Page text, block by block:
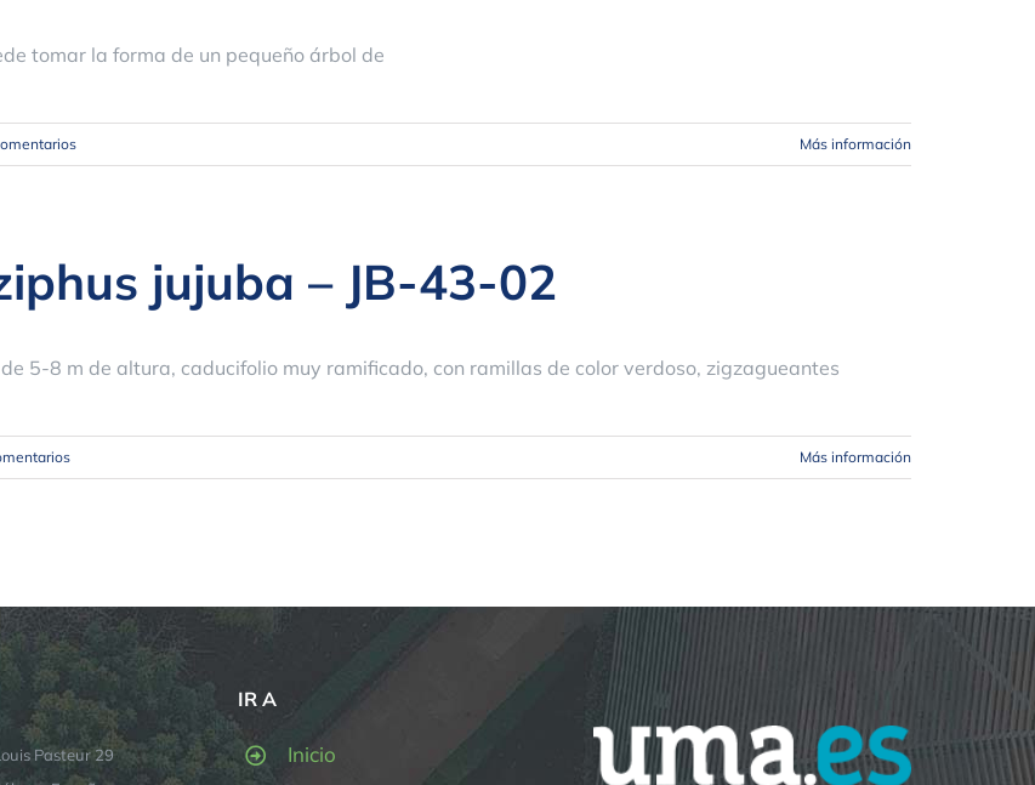
tomar la forma de un pequeño árbol de
Más información
jujuba – JB-43-02
5-8 m de altura, caducifolio muy ramificado, con ramillas de color verdoso, zigzagueantes
Más información
Pasteur 29
IR A
Inicio